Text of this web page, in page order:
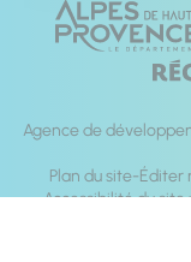
Agence de
Plan du site Éditer
Accessibilité du